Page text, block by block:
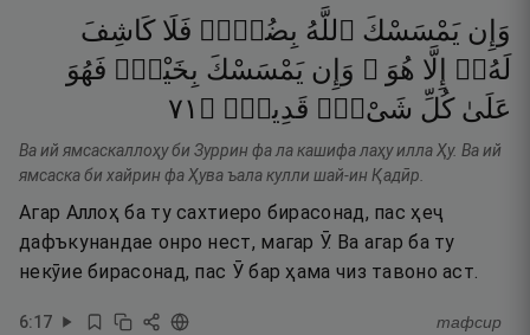
وَإِن يَمْسَسْكَ ٱللَّهُ بِضُرٍّۢ فَلَا كَاشِفَ
لَهُۥٓ
إِلَّا هُوَ ۖ وَإِن يَمْسَسْكَ بِخَيْرٍۢ فَهُوَ
عَلَىٰ كُلِّ شَىْءٍۢ قَدِيرٌۭ ۝ ١٧
Ва ий ямсаскаллоҳу би Зуррин фа ла кашифа лаҳу илла Ҳу. Ва ий
ямсаска би хайрин фа Ҳува ъала кулли шай-ин Қадӣр.
Агар Аллоҳ ба ту сахтиеро бирасонад, пас ҳеҷ
дафъкунандае онро нест, магар Ӯ. Ва агар ба ту
некӯие бирасонад, пас Ӯ бар ҳама чиз тавоно аст.
6:17 тафсир